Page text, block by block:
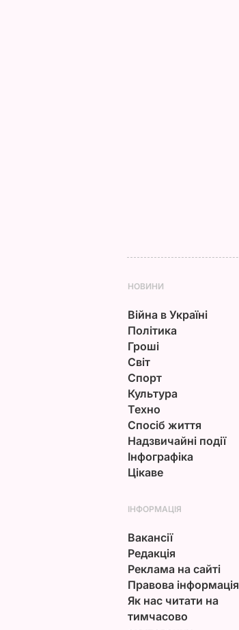
НОВИНИ
Війна в Україні
Політика
Гроші
Світ
Спорт
Культура
Техно
Спосіб життя
Надзвичайні події
Інфографіка
Цікаве
ІНФОРМАЦІЯ
Вакансії
Редакція
Реклама на сайті
Правова інформація
Як нас читати на
тимчасово